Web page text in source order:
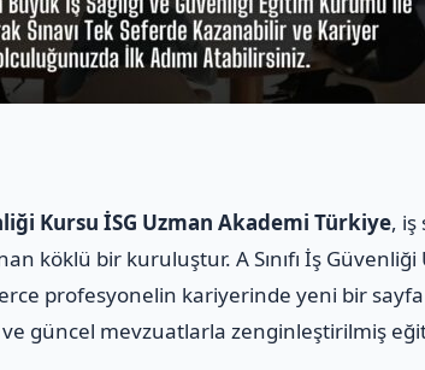
Kursu İSG Uzman Akademi Türkiye, iş
köklü bir kuruluştur. A Sınıfı İş
profesyonelin kariyerinde yeni bir sayfa
güncel mevzuatlarla zenginleştirilmiş